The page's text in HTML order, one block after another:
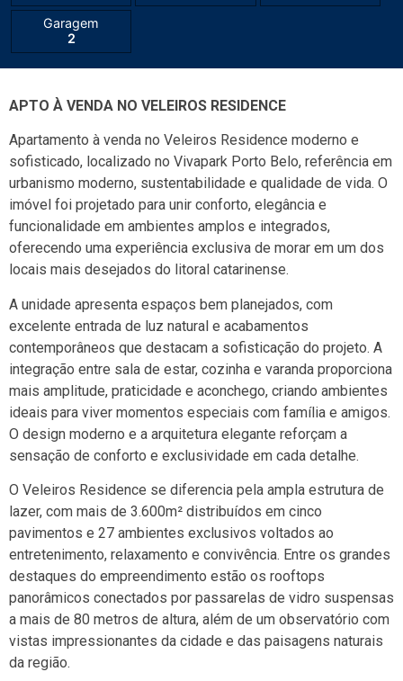
Garagem
2
APTO À VENDA NO VELEIROS RESIDENCE
Apartamento à venda no Veleiros Residence moderno e
sofisticado, localizado no Vivapark Porto Belo, referência em
urbanismo moderno, sustentabilidade e qualidade de vida. O
imóvel foi projetado para unir conforto, elegância e
funcionalidade em ambientes amplos e integrados,
oferecendo uma experiência exclusiva de morar em um dos
locais mais desejados do litoral catarinense.
A unidade apresenta espaços bem planejados, com
excelente entrada de luz natural e acabamentos
contemporâneos que destacam a sofisticação do projeto. A
integração entre sala de estar, cozinha e varanda proporciona
mais amplitude, praticidade e aconchego, criando ambientes
ideais para viver momentos especiais com família e amigos.
O design moderno e a arquitetura elegante reforçam a
sensação de conforto e exclusividade em cada detalhe.
O Veleiros Residence se diferencia pela ampla estrutura de
lazer, com mais de 3.600m² distribuídos em cinco
pavimentos e 27 ambientes exclusivos voltados ao
entretenimento, relaxamento e convivência. Entre os grandes
destaques do empreendimento estão os rooftops
panorâmicos conectados por passarelas de vidro suspensas
a mais de 80 metros de altura, além de um observatório com
vistas impressionantes da cidade e das paisagens naturais
da região.